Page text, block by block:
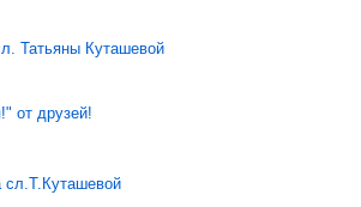
Татьяны Куташевой
от друзей!
сл.Т.Куташевой